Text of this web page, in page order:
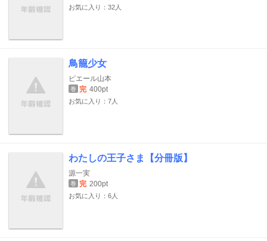
お気に入り：32人
鳥籠少女
ピエール山本
巻 完 400pt
お気に入り：7人
わたしの王子さま【分冊版】
源一実
巻 完 200pt
お気に入り：6人